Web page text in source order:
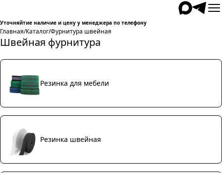
Уточняйтие наличие и цену у менеджера по телефону
Главная/Каталог/Фурнитура швейная
Швейная фурнитура
Резинка для мебели
Резинка швейная